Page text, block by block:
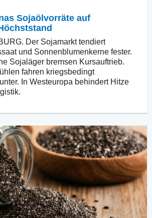
Sojaölvorräte auf
Der Sojamarkt tendiert
und Sonnenblumenkerne fester.
Sojaläger bremsen Kursauftrieb.
fahren kriegsbedingt
In Westeuropa behindert Hitze